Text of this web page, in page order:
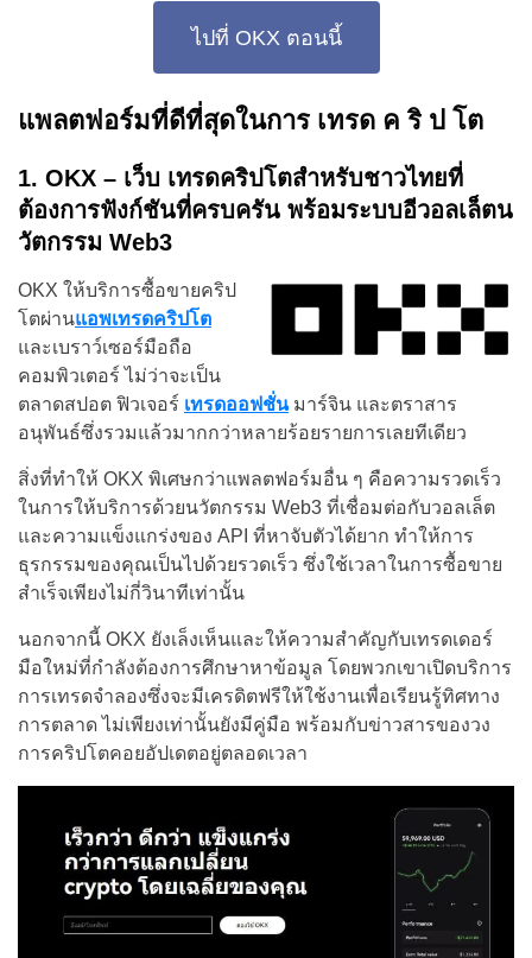
ไปที่ OKX ตอนนี้
แพลตฟอร์มที่ดีที่สุดในการ เทรด ค ริ ป โต
1. OKX – เว็บ เทรดคริปโตสำหรับชาวไทยที่
ต้องการฟังก์ชันที่ครบครัน พร้อมระบบอีวอลเล็ตน
วัตกรรม Web3
OKX ให้บริการซื้อขายคริป
โตผ่านแอพเทรดคริปโต
และเบราว์เซอร์มือถือ
คอมพิวเตอร์ ไม่ว่าจะเป็น
ตลาดสปอต ฟิวเจอร์ เทรดออฟชั่นมาร์จิน และตราสาร
อนุพันธ์ซึ่งรวมแล้วมากกว่าหลายร้อยรายการเลยทีเดียว
สิ่งที่ทำให้ OKX พิเศษกว่าแพลตฟอร์มอื่น ๆ คือความรวดเร็ว
ในการให้บริการด้วยนวัตกรรม Web3 ที่เชื่อมต่อกับวอลเล็ต
และความแข็งแกร่งของ API ที่หาจับตัวได้ยาก ทำให้การ
ธุรกรรมของคุณเป็นไปด้วยรวดเร็ว ซึ่งใช้เวลาในการซื้อขาย
สำเร็จเพียงไม่กี่วินาทีเท่านั้น
นอกจากนี้ OKX ยังเล็งเห็นและให้ความสำคัญกับเทรดเดอร์
มือใหม่ที่กำลังต้องการศึกษาหาข้อมูล โดยพวกเขาเปิดบริการ
การเทรดจำลองซึ่งจะมีเครดิตฟรีให้ใช้งานเพื่อเรียนรู้ทิศทาง
การตลาด ไม่เพียงเท่านั้นยังมีคู่มือ พร้อมกับข่าวสารของวง
การคริปโตคอยอัปเดตอยู่ตลอดเวลา